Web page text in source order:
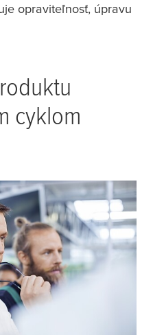
opraviteľnosť, úpravu
cyklom